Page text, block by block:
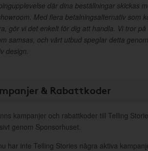
där dina beställningar skickas
Med flera betalningsalternativ som
gör vi det enkelt för dig att handla. Vi tror
samsas, och vårt utbud speglar detta
design.
& Rabattkoder
kampanjer och rabattkoder till Telling
genom Sponsorhuset.
har inte Telling Stories några aktiva